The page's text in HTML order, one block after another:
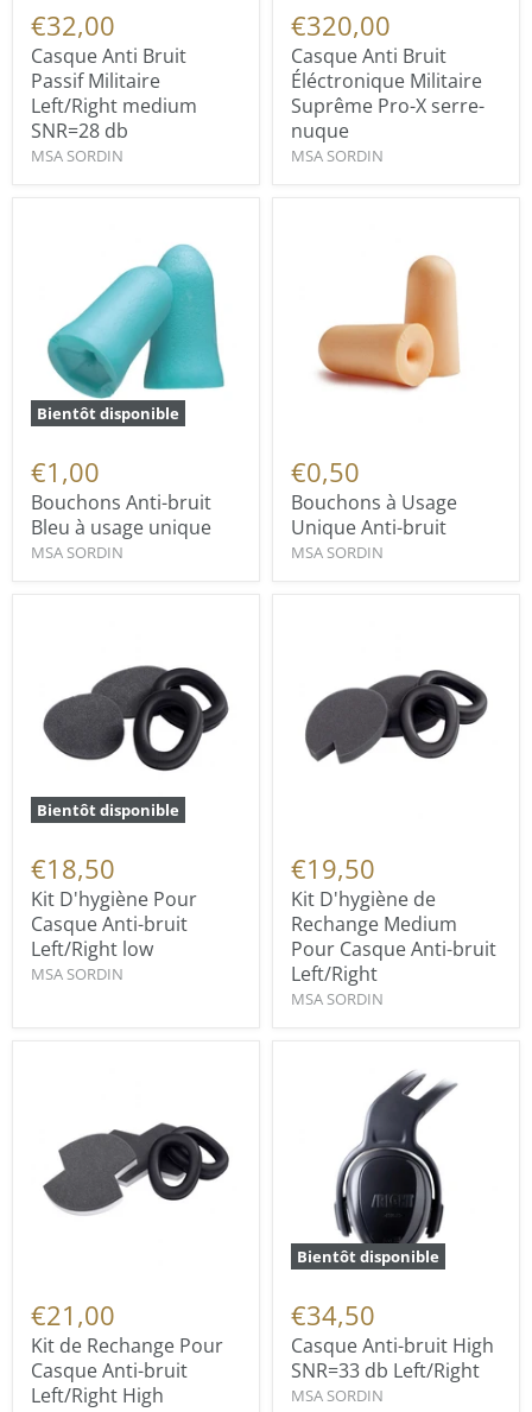
€32,00
Casque Anti Bruit
Passif Militaire
Left/Right medium
SNR=28 db
MSA SORDIN
€320,00
Casque Anti Bruit
Éléctronique Militaire
Suprême Pro-X serre-
nuque
MSA SORDIN
Bientôt disponible
€1,00
Bouchons Anti-bruit
Bleu à usage unique
MSA SORDIN
€0,50
Bouchons à Usage
Unique Anti-bruit
MSA SORDIN
Bientôt disponible
€18,50
Kit D'hygiène Pour
Casque Anti-bruit
Left/Right low
MSA SORDIN
€19,50
Kit D'hygiène de
Rechange Medium
Pour Casque Anti-bruit
Left/Right
MSA SORDIN
€21,00
Kit de Rechange Pour
Casque Anti-bruit
Left/Right High
Bientôt disponible
€34,50
Casque Anti-bruit High
SNR=33 db Left/Right
MSA SORDIN